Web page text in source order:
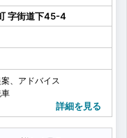
字街道下45-4
、アドバイス
車
詳細を見る